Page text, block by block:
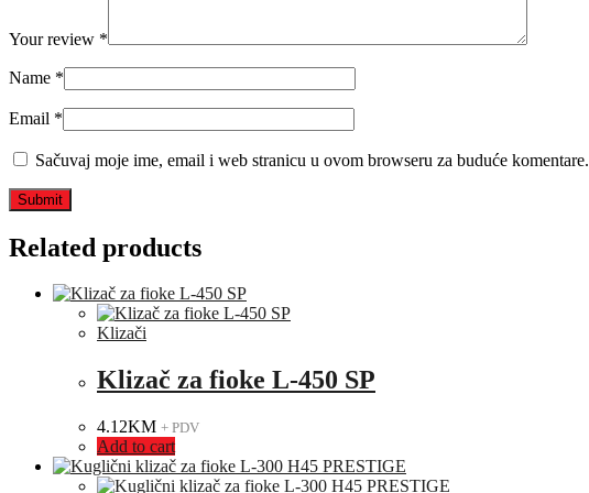
Your review *
Name *
Email *
Sačuvaj moje ime, email i web stranicu u ovom browseru za buduće komentare.
Related products
Klizači
Klizač za fioke L-450 SP
4.12KM + PDV
Add to cart